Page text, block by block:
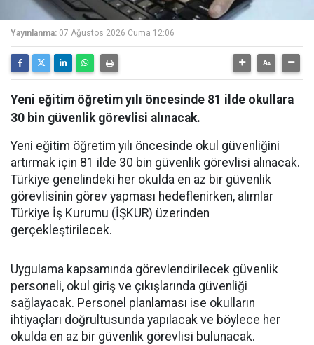
Yayınlanma: 07 Ağustos 2026 Cuma 12:06
Yeni eğitim öğretim yılı öncesinde 81 ilde okullara
30 bin güvenlik görevlisi alınacak.
Yeni eğitim öğretim yılı öncesinde okul güvenliğini
artırmak için 81 ilde 30 bin güvenlik görevlisi alınacak.
Türkiye genelindeki her okulda en az bir güvenlik
görevlisinin görev yapması hedeflenirken, alımlar
Türkiye İş Kurumu (İŞKUR) üzerinden
gerçekleştirilecek.
Uygulama kapsamında görevlendirilecek güvenlik
personeli, okul giriş ve çıkışlarında güvenliği
sağlayacak. Personel planlaması ise okulların
ihtiyaçları doğrultusunda yapılacak ve böylece her
okulda en az bir güvenlik görevlisi bulunacak.